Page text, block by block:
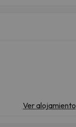
Ver alojamiento